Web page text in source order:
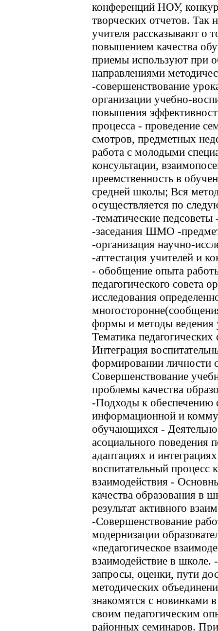
конференций НОУ,
творческих отчетов. Так
учителя рассказывают о
повышением качества
приемы используют при
направлениями
-совершенствование
организации учебно-
повышения
процесса - проведение
смотров, предметных
работа с молодыми
консультации,
преемственность в
средней школы; Вся
осуществляется по
-тематические педсоветы
-заседания ШМО -
-организация научно-
-аттестация учителей и
- обобщение опыта
педагогического совета
исследования
формы и методы ведения
Тематика
Интеграция
формировании личности
Совершенствование
проблемы качества
-Подходы к обеспечению
информационной и
обучающихся -
асоциального поведения
адаптациях и
воспитательный процесс
взаимодействия -
качества образования в
результат активного
-Совершенствование
модернизации
«педагогическое
взаимодействие в школе.
запросы, оценки, пути
методических
знакомятся с новинками
своим педагогическим
районных семинаров.